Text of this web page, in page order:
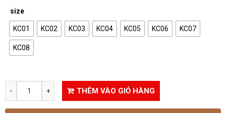
size
KC01 KC02 KC03 KC04 KC05 KC06 KC07
KC08
THÊM VÀO GIỎ HÀNG